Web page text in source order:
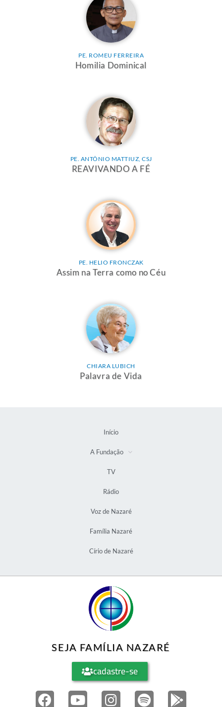
PE. ROMEU FERREIRA
Homilia Dominical
PE. ANTÔNIO MATTIUZ, CSJ
REAVIVANDO A FÉ
PE. HELIO FRONCZAK
Assim na Terra como no Céu
CHIARA LUBICH
Palavra de Vida
Início
A Fundação
TV
Rádio
Voz de Nazaré
Família Nazaré
Círio de Nazaré
SEJA FAMÍLIA NAZARÉ
cadastre-se